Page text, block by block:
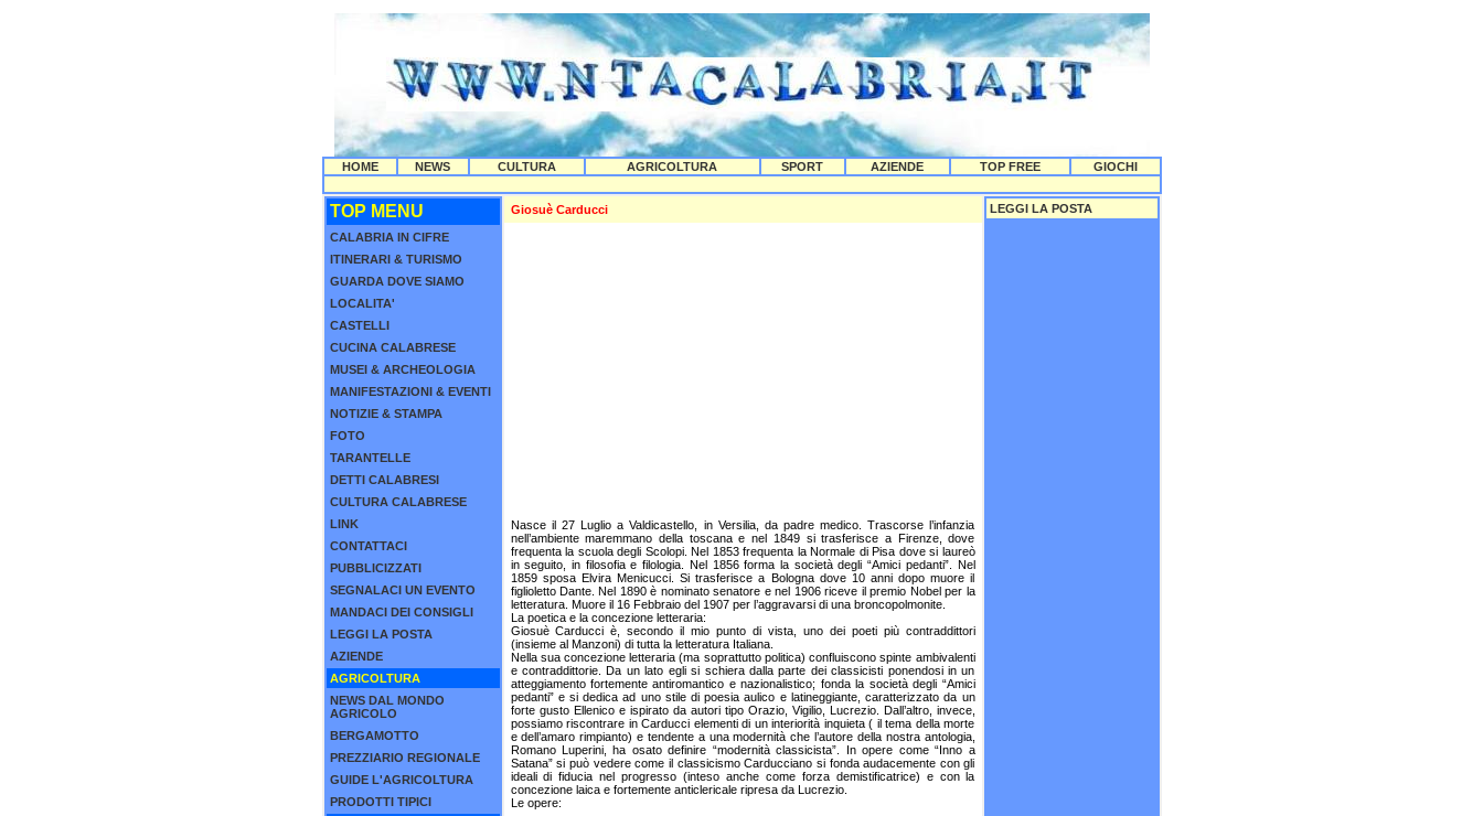
HOME NEWS CULTURA AGRICOLTURA SPORT AZIENDE TOP FREE GIOCHI
TOP MENU
CALABRIA IN CIFRE
ITINERARI & TURISMO
GUARDA DOVE SIAMO
LOCALITA'
CASTELLI
CUCINA CALABRESE
MUSEI & ARCHEOLOGIA
MANIFESTAZIONI & EVENTI
NOTIZIE & STAMPA
FOTO
TARANTELLE
DETTI CALABRESI
CULTURA CALABRESE
LINK
CONTATTACI
PUBBLICIZZATI
SEGNALACI UN EVENTO
MANDACI DEI CONSIGLI
LEGGI LA POSTA
AZIENDE
AGRICOLTURA
NEWS DAL MONDO
AGRICOLO
BERGAMOTTO
PREZZIARIO REGIONALE
GUIDE L'AGRICOLTURA
PRODOTTI TIPICI
Giosuè Carducci
Nasce il 27 Luglio a Valdicastello, in Versilia, da padre medico. Trascorse l’infanzia
nell’ambiente maremmano della toscana e nel 1849 si trasferisce a Firenze, dove
frequenta la scuola degli Scolopi. Nel 1853 frequenta la Normale di Pisa dove si laureò
in seguito, in filosofia e filologia. Nel 1856 forma la società degli “Amici pedanti”. Nel
1859 sposa Elvira Menicucci. Si trasferisce a Bologna dove 10 anni dopo muore il
figlioletto Dante. Nel 1890 è nominato senatore e nel 1906 riceve il premio Nobel per la
letteratura. Muore il 16 Febbraio del 1907 per l’aggravarsi di una broncopolmonite.
La poetica e la concezione letteraria:
Giosuè Carducci è, secondo il mio punto di vista, uno dei poeti più contraddittori
(insieme al Manzoni) di tutta la letteratura Italiana.
Nella sua concezione letteraria (ma soprattutto politica) confluiscono spinte ambivalenti
e contraddittorie. Da un lato egli si schiera dalla parte dei classicisti ponendosi in un
atteggiamento fortemente antiromantico e nazionalistico; fonda la società degli “Amici
pedanti” e si dedica ad uno stile di poesia aulico e latineggiante, caratterizzato da un
forte gusto Ellenico e ispirato da autori tipo Orazio, Vigilio, Lucrezio. Dall’altro, invece,
possiamo riscontrare in Carducci elementi di un interiorità inquieta ( il tema della morte
e dell’amaro rimpianto) e tendente a una modernità che l’autore della nostra antologia,
Romano Luperini, ha osato definire “modernità classicista”. In opere come “Inno a
Satana” si può vedere come il classicismo Carducciano si fonda audacemente con gli
ideali di fiducia nel progresso (inteso anche come forza demistificatrice) e con la
concezione laica e fortemente anticlericale ripresa da Lucrezio.
Le opere:
LEGGI LA POSTA